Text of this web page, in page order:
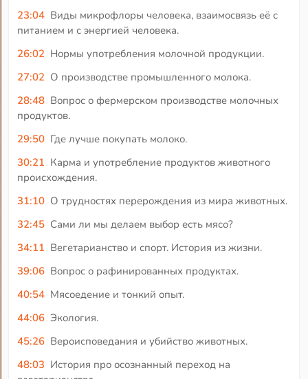
23:04 Виды микрофлоры человека, взаимосвязь её с
питанием и с энергией человека.
26:02 Нормы употребления молочной продукции.
27:02 О производстве промышленного молока.
28:48 Вопрос о фермерском производстве молочных
продуктов.
29:50 Где лучше покупать молоко.
30:21 Карма и употребление продуктов животного
происхождения.
31:10 О трудностях перерождения из мира животных.
32:45 Сами ли мы делаем выбор есть мясо?
34:11 Вегетарианство и спорт. История из жизни.
39:06 Вопрос о рафинированных продуктах.
40:54 Мясоедение и тонкий опыт.
44:06 Экология.
45:26 Вероисповедания и убийство животных.
48:03 История про осознанный переход на